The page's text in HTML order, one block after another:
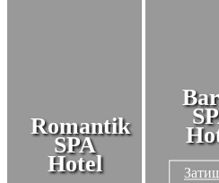
Romantik
SPA
Hotel